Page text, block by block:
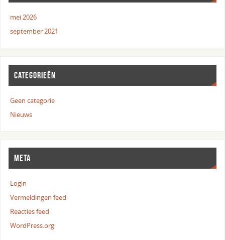
mei 2026
september 2021
CATEGORIEËN
Geen categorie
Nieuws
META
Login
Vermeldingen feed
Reacties feed
WordPress.org